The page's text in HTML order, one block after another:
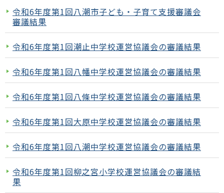
令和6年度第1回八潮市子ども・子育て支援審議会
審議結果
令和6年度第1回潮止中学校運営協議会の審議結果
令和6年度第1回八幡中学校運営協議会の審議結果
令和6年度第1回八條中学校運営協議会の審議結果
令和6年度第1回大原中学校運営協議会の審議結果
令和6年度第1回八潮中学校運営協議会の審議結果
令和6年度第1回柳之宮小学校運営協議会の審議結
果